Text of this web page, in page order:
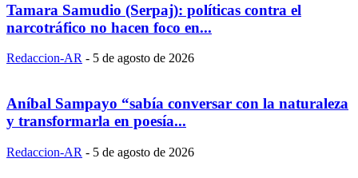
Tamara Samudio (Serpaj): políticas contra el
narcotráfico no hacen foco en...
Redaccion-AR - 5 de agosto de 2026
Aníbal Sampayo “sabía conversar con la naturaleza
y transformarla en poesía...
Redaccion-AR - 5 de agosto de 2026